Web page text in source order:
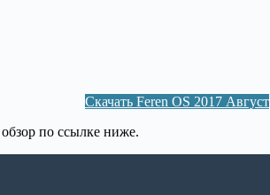
Скачать Feren OS 2017 Август
по ссылке ниже.